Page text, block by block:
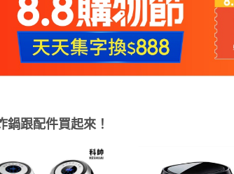
鍋跟配件買起來！